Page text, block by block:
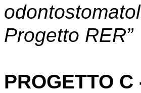
Progetto RER”
PROGETTO C